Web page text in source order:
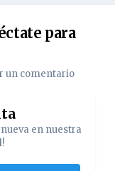
para
un comentario
en nuestra